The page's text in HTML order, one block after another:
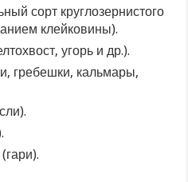
сорт круглозернистого
клейковины).
угорь и др.).
гребешки, кальмары,